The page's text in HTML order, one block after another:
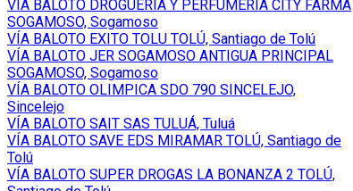
VÍA BALOTO DROGUERIA Y PERFUMERIA CITY FARMA
SOGAMOSO, Sogamoso
VÍA BALOTO EXITO TOLU TOLÚ, Santiago de Tolú
VÍA BALOTO JER SOGAMOSO ANTIGUA PRINCIPAL
SOGAMOSO, Sogamoso
VÍA BALOTO OLIMPICA SDO 790 SINCELEJO,
Sincelejo
VÍA BALOTO SAIT SAS TULUÁ, Tuluá
VÍA BALOTO SAVE EDS MIRAMAR TOLÚ, Santiago de
Tolú
VÍA BALOTO SUPER DROGAS LA BONANZA 2 TOLÚ,